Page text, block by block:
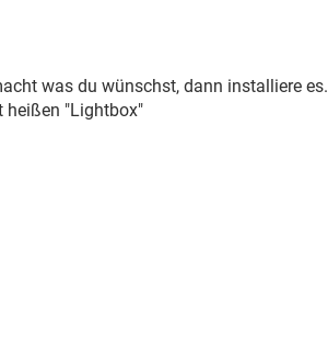
was du wünschst, dann installiere es.
heißen "Lightbox"